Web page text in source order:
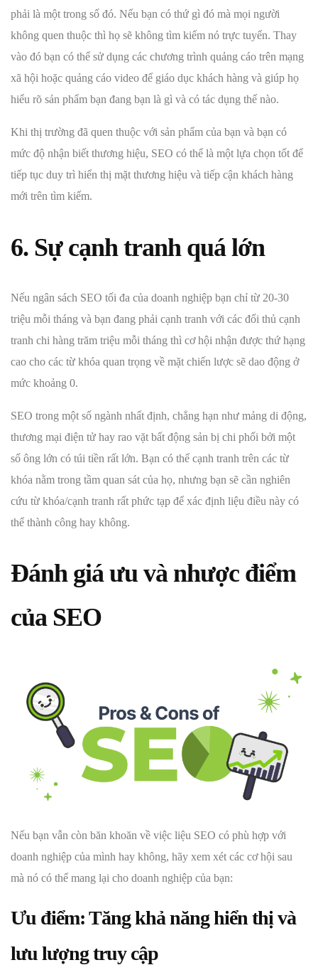
phải là một trong số đó. Nếu bạn có thứ gì đó mà mọi người
không quen thuộc thì họ sẽ không tìm kiếm nó trực tuyến. Thay
vào đó bạn có thể sử dụng các chương trình quảng cáo trên mạng
xã hội hoặc quảng cáo video để giáo dục khách hàng và giúp họ
hiểu rõ sản phẩm bạn đang bạn là gì và có tác dụng thế nào.
Khi thị trường đã quen thuộc với sản phẩm của bạn và bạn có
mức độ nhận biết thương hiệu, SEO có thể là một lựa chọn tốt để
tiếp tục duy trì hiển thị mặt thương hiệu và tiếp cận khách hàng
mới trên tìm kiếm.
6. Sự cạnh tranh quá lớn
Nếu ngân sách SEO tối đa của doanh nghiệp bạn chỉ từ 20-30
triệu mỗi tháng và bạn đang phải cạnh tranh với các đối thủ cạnh
tranh chi hàng trăm triệu mỗi tháng thì cơ hội nhận được thứ hạng
cao cho các từ khóa quan trọng về mặt chiến lược sẽ dao động ở
mức khoảng 0.
SEO trong một số ngành nhất định, chẳng hạn như mảng di động,
thương mại điện tử hay rao vặt bất động sản bị chi phối bởi một
số ông lớn có túi tiền rất lớn. Bạn có thể cạnh tranh trên các từ
khóa nằm trong tầm quan sát của họ, nhưng bạn sẽ cần nghiên
cứu từ khóa/cạnh tranh rất phức tạp để xác định liệu điều này có
thể thành công hay không.
Đánh giá ưu và nhược điểm
của SEO
Nếu bạn vẫn còn băn khoăn về việc liệu SEO có phù hợp với
doanh nghiệp của mình hay không, hãy xem xét các cơ hội sau
mà nó có thể mang lại cho doanh nghiệp của bạn:
Ưu điểm: Tăng khả năng hiển thị và
lưu lượng truy cập